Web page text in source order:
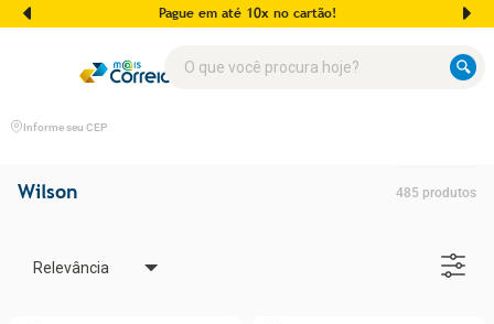
Pague em até 10x no cartão!
Informe seu CEP
Wilson 485 produtos
Relevância